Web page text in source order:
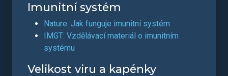
Imunitní systém
Nature: Jak funguje imunitní systém
IMGT: Vzdělávací materiál o imunitním
systému
Velikost viru a kapénky